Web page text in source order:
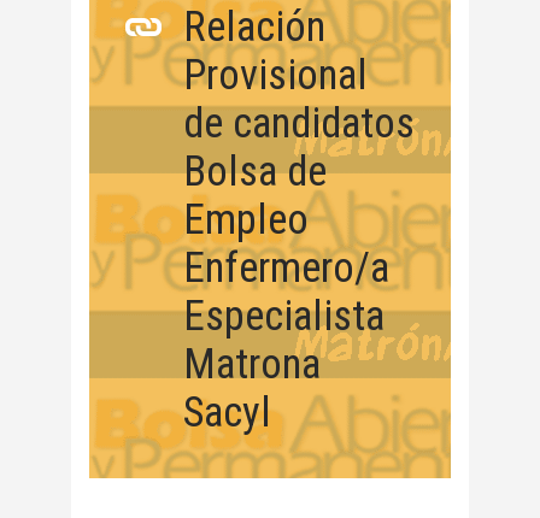
Relación
Provisional
de candidatos
Bolsa de
Empleo
Enfermero/a
Especialista
Matrona
Sacyl